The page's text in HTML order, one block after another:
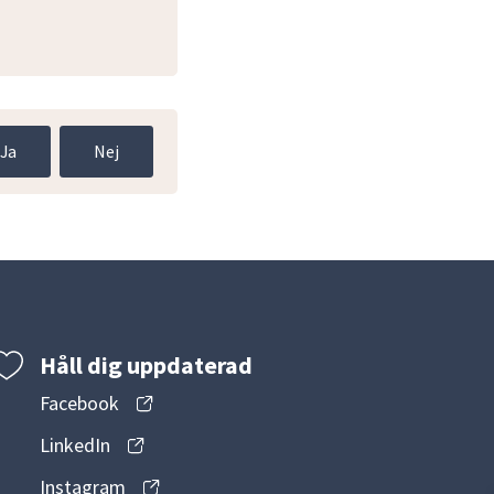
webbplats.
Ja Nej
Håll dig uppdaterad
Facebook
LinkedIn
Instagram